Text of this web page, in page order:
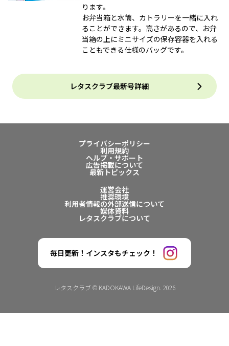
ります。
お弁当箱と水筒、カトラリーを一緒に入れ
ることができます。高さがあるので、お弁
当箱の上にミニサイズの保存容器を入れる
こともできる仕様のバッグです。
レタスクラブ最新号詳細
プライバシーポリシー
利用規約
ヘルプ・サポート
広告掲載について
最新トピックス
運営会社
推奨環境
利用者情報の外部送信について
媒体資料
レタスクラブについて
毎日更新！インスタもチェック！
レタスクラブ © KADOKAWA LifeDesign. 2026